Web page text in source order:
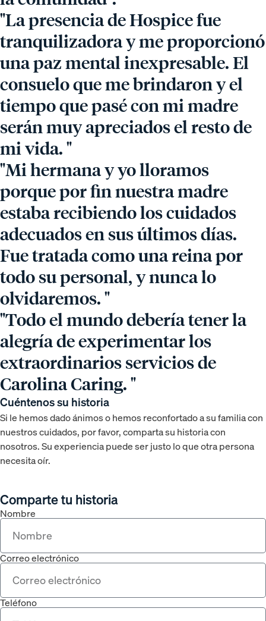
"La presencia de Hospice fue
tranquilizadora y me proporcionó
una paz mental inexpresable. El
consuelo que me brindaron y el
tiempo que pasé con mi madre
serán muy apreciados el resto de
mi vida. "
"Mi hermana y yo lloramos
porque por fin nuestra madre
estaba recibiendo los cuidados
adecuados en sus últimos días.
Fue tratada como una reina por
todo su personal, y nunca lo
olvidaremos. "
"Todo el mundo debería tener la
alegría de experimentar los
extraordinarios servicios de
Carolina Caring. "
Cuéntenos su historia
Si le hemos dado ánimos o hemos reconfortado a su familia con
nuestros cuidados, por favor, comparta su historia con
nosotros. Su experiencia puede ser justo lo que otra persona
necesita oír.
Comparte tu historia
Nombre
Correo electrónico
Teléfono